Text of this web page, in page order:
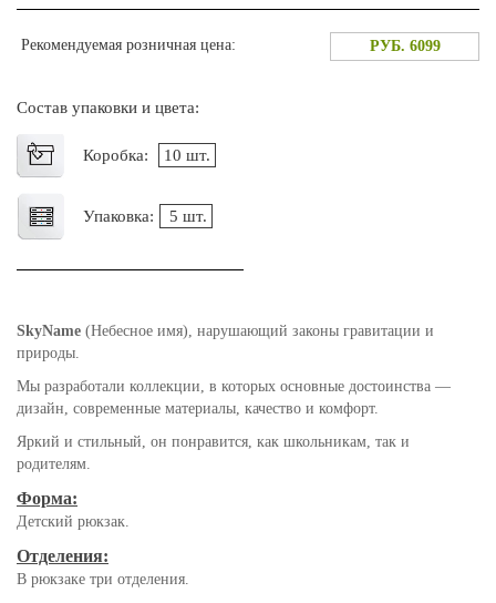
Рекомендуемая розничная цена: РУБ. 6099
Состав упаковки и цвета:
Коробка: 10 шт.
Упаковка: 5 шт.
SkyName (Небесное имя), нарушающий законы гравитации и
природы.
Мы разработали коллекции, в которых основные достоинства —
дизайн, современные материалы, качество и комфорт.
Яркий и стильный, он понравится, как школьникам, так и
родителям.
Форма:
Детский рюкзак.
Отделения:
В рюкзаке три отделения.